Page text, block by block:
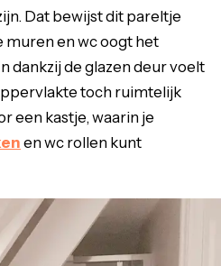
Dat bewijst dit pareltje
muren en wc oogt het
dankzij de glazen deur voelt
toch ruimtelijk
een kastje, waarin je
en wc rollen kunt